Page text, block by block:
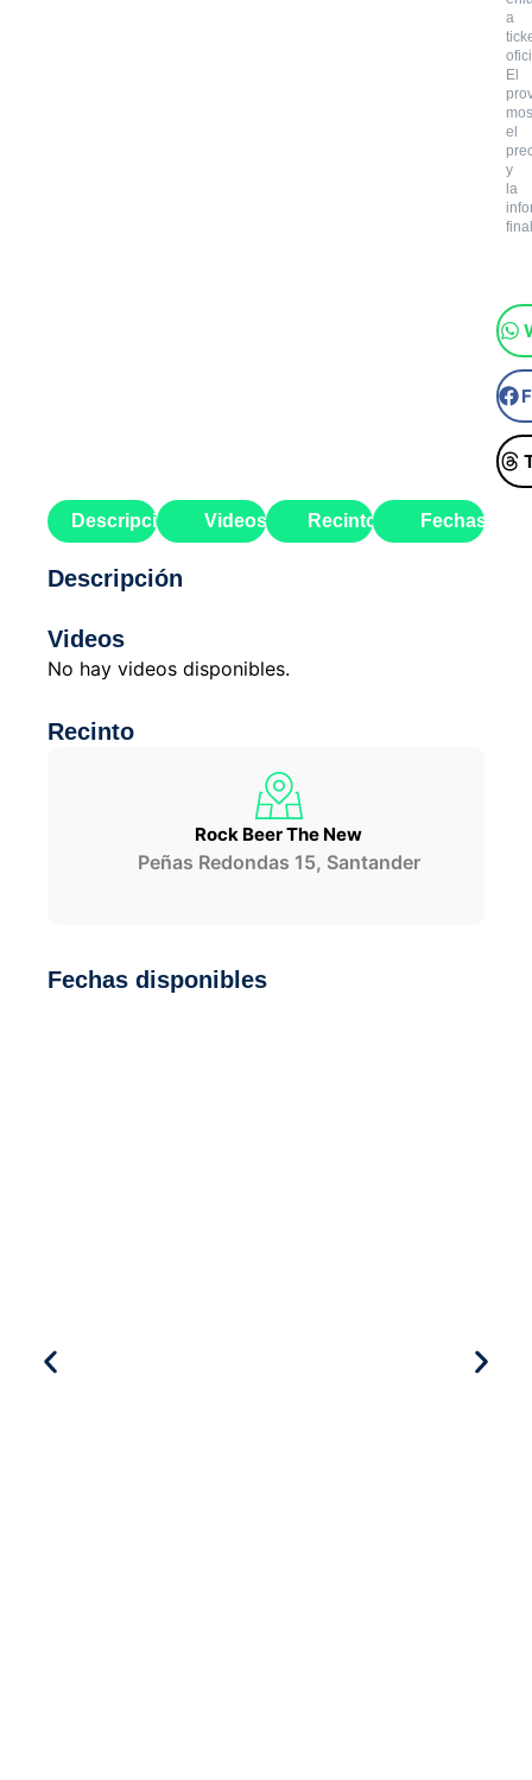
a
El
el
y
la
Descripción Videos Recinto Fechas
Descripción
Videos
No hay videos disponibles.
Recinto
Rock Beer The New
Peñas Redondas 15, Santander
Fechas disponibles